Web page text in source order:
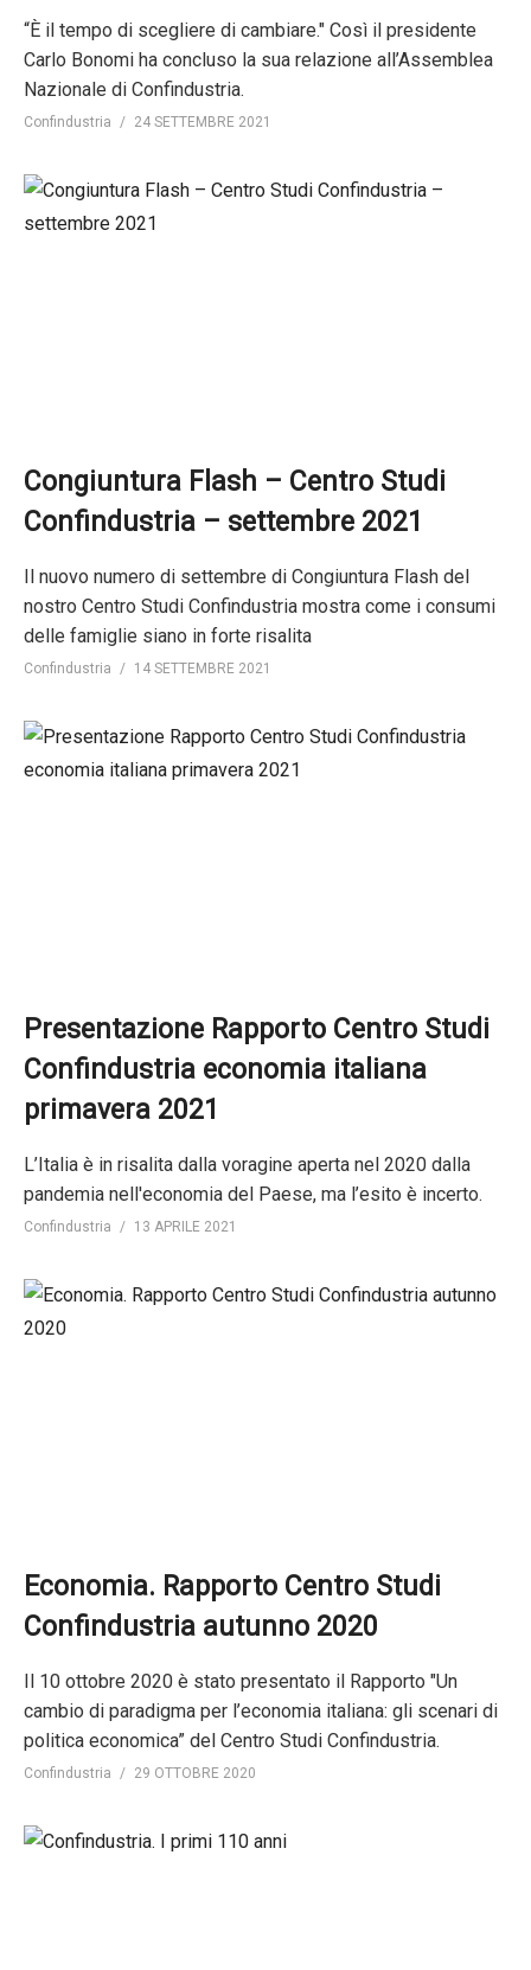
“È il tempo di scegliere di cambiare." Così il presidente
Carlo Bonomi ha concluso la sua relazione all’Assemblea
Nazionale di Confindustria.
Confindustria 24 SETTEMBRE 2021
Congiuntura Flash – Centro Studi
Confindustria – settembre 2021
Il nuovo numero di settembre di Congiuntura Flash del
nostro Centro Studi Confindustria mostra come i consumi
delle famiglie siano in forte risalita
Confindustria 14 SETTEMBRE 2021
Presentazione Rapporto Centro Studi
Confindustria economia italiana
primavera 2021
L’Italia è in risalita dalla voragine aperta nel 2020 dalla
pandemia nell'economia del Paese, ma l’esito è incerto.
Confindustria 13 APRILE 2021
Economia. Rapporto Centro Studi
Confindustria autunno 2020
Il 10 ottobre 2020 è stato presentato il Rapporto "Un
cambio di paradigma per l’economia italiana: gli scenari di
politica economica” del Centro Studi Confindustria.
Confindustria 29 OTTOBRE 2020